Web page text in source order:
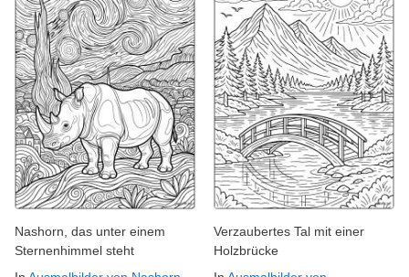
Nashorn, das unter einem
Sternenhimmel steht
Verzaubertes Tal mit einer
Holzbrücke